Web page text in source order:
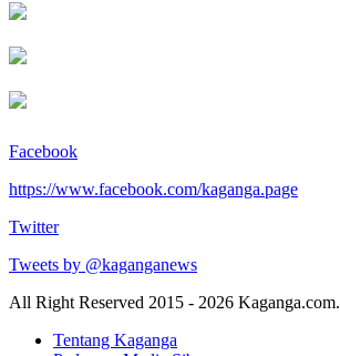
Facebook
https://www.facebook.com/kaganga.page
Twitter
Tweets by @kaganganews
All Right Reserved 2015 - 2026 Kaganga.com.
Tentang Kaganga